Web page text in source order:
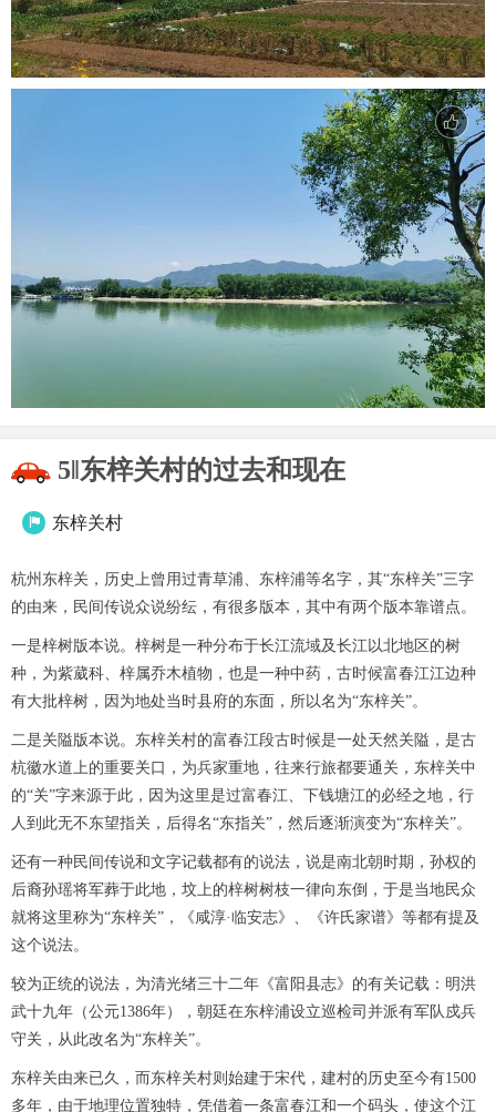
5‖东梓关村的过去和现在
 东梓关村
杭州东梓关，历史上曾用过青草浦、东梓浦等名字，其“东梓关”三字
的由来，民间传说众说纷纭，有很多版本，其中有两个版本靠谱点。
一是梓树版本说。梓树是一种分布于长江流域及长江以北地区的树
种，为紫葳科、梓属乔木植物，也是一种中药，古时候富春江江边种
有大批梓树，因为地处当时县府的东面，所以名为“东梓关”。
二是关隘版本说。东梓关村的富春江段古时候是一处天然关隘，是古
杭徽水道上的重要关口，为兵家重地，往来行旅都要通关，东梓关中
的“关”字来源于此，因为这里是过富春江、下钱塘江的必经之地，行
人到此无不东望指关，后得名“东指关”，然后逐渐演变为“东梓关”。
还有一种民间传说和文字记载都有的说法，说是南北朝时期，孙权的
后裔孙瑶将军葬于此地，坟上的梓树树枝一律向东倒，于是当地民众
就将这里称为“东梓关”，《咸淳·临安志》、《许氏家谱》等都有提及
这个说法。
较为正统的说法，为清光绪三十二年《富阳县志》的有关记载：明洪
武十九年（公元1386年），朝廷在东梓浦设立巡检司并派有军队戍兵
守关，从此改名为“东梓关”。
东梓关由来已久，而东梓关村则始建于宋代，建村的历史至今有1500
多年，由于地理位置独特，凭借着一条富春江和一个码头，使这个江